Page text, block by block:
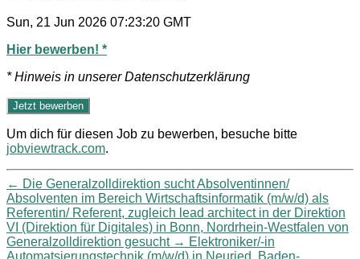
Sun, 21 Jun 2026 07:23:20 GMT
Hier bewerben! *
* Hinweis in unserer Datenschutzerklärung
Um dich für diesen Job zu bewerben, besuche bitte
jobviewtrack.com.
← Die Generalzolldirektion sucht Absolventinnen/
Absolventen im Bereich Wirtschaftsinformatik (m/w/d) als
Referentin/ Referent, zugleich lead architect in der Direktion
VI (Direktion für Digitales) in Bonn, Nordrhein-Westfalen von
Generalzolldirektion gesucht → Elektroniker/-in
Automatsierungstechnik (m/w/d) in Neuried, Baden-